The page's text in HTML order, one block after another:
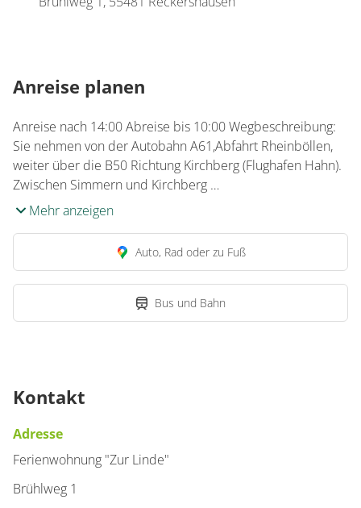
Anreise planen
Anreise nach 14:00 Abreise bis 10:00 Wegbeschreibung:
Sie nehmen von der Autobahn A61,Abfahrt Rheinböllen,
weiter über die B50 Richtung Kirchberg (Flughafen Hahn).
Zwischen Simmern und Kirchberg …
Mehr anzeigen
Auto, Rad oder zu Fuß
Bus und Bahn
Kontakt
Adresse
Ferienwohnung "Zur Linde"
Brühlweg 1